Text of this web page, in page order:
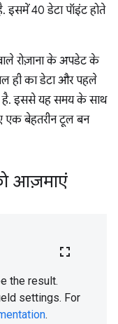
इसमें 40 डेटा पॉइंट होते
रोज़ाना के अपडेट के
ही का डेटा और पहले
है. इससे यह समय के साथ
एक बेहतरीन टूल बन
आज़माएं